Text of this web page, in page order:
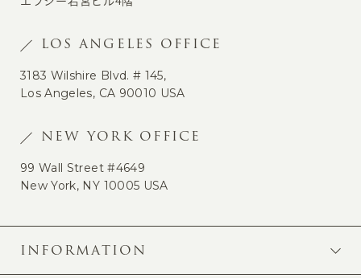
LOS ANGELES OFFICE
3183 Wilshire Blvd. # 145,
Los Angeles, CA 90010 USA
NEW YORK OFFICE
99 Wall Street #4649
New York, NY 10005 USA
INFORMATION